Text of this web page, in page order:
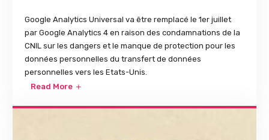
Google Analytics Universal va être remplacé le 1er juillet
par Google Analytics 4 en raison des condamnations de la
CNIL sur les dangers et le manque de protection pour les
données personnelles du transfert de données
personnelles vers les Etats-Unis.
Read More